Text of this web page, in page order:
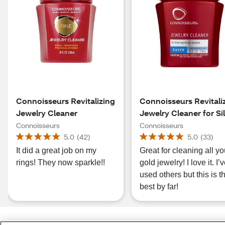
Connoisseurs Revitalizing
Jewelry Cleaner
Connoisseurs
5.0 (42)
It did a great job on my
rings! They now sparkle!!
Connoisseurs
Jewelry Cleaner for
Connoisseurs
5.0 (33)
Great for cleaning all
gold jewelry! I love it. I’ve
used others but this is
best by far!